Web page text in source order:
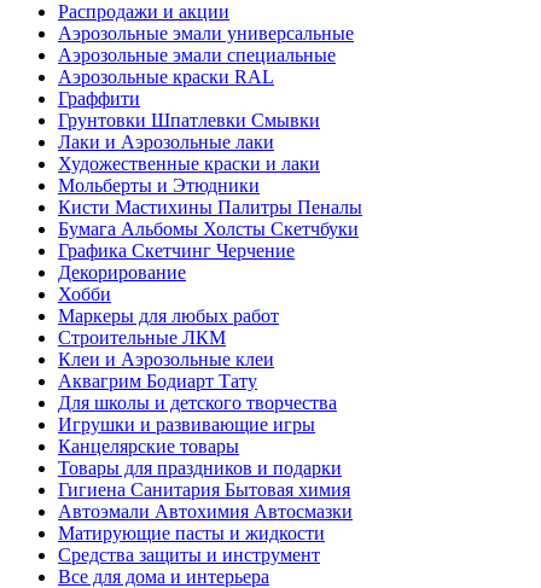
Распродажи и акции
Аэрозольные эмали универсальные
Аэрозольные эмали специальные
Аэрозольные краски RAL
Граффити
Грунтовки Шпатлевки Смывки
Лаки и Аэрозольные лаки
Художественные краски и лаки
Мольберты и Этюдники
Кисти Мастихины Палитры Пеналы
Бумага Альбомы Холсты Скетчбуки
Графика Скетчинг Черчение
Декорирование
Хобби
Маркеры для любых работ
Строительные ЛКМ
Клеи и Аэрозольные клеи
Аквагрим Бодиарт Тату
Для школы и детского творчества
Игрушки и развивающие игры
Канцелярские товары
Товары для праздников и подарки
Гигиена Санитария Бытовая химия
Автоэмали Автохимия Автосмазки
Матирующие пасты и жидкости
Средства защиты и инструмент
Все для дома и интерьера